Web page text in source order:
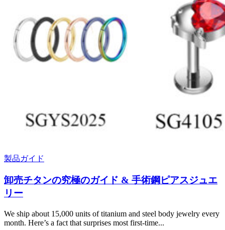
製品ガイド
卸売チタンの究極のガイド & 手術鋼ピアスジュエ
リー
We ship about 15,000 units of titanium and steel body jewelry every
month. Here’s a fact that surprises most first-time...